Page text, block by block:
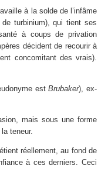
à la solde de l’infâme
turbinium), qui tient ses
à coups de privation
décident de recourir à
concomitant des vrais).
estBrubaker), ex-
mais sous une forme
teneur.
réellement, au fond de
à ces derniers. Ceci